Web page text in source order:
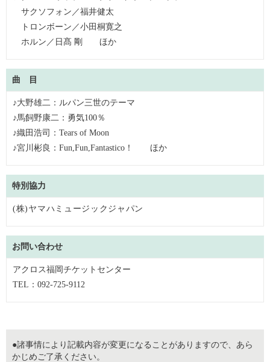
サクソフォン／福井健太
トロンボーン／小田桐寛之
ホルン／日髙 剛 ほか
曲 目
♪大野雄二：ルパン三世のテーマ
♪馬飼野康二：勇気100％
♪織田浩司：Tears of Moon
♪宮川彬良：Fun,Fun,Fantastico！ ほか
特別協力
(株)ヤマハミュージックジャパン
お問い合わせ
アクロス福岡チケットセンター
TEL：092-725-9112
●諸事情により記載内容が変更になることがありますので、あら
かじめご了承ください。